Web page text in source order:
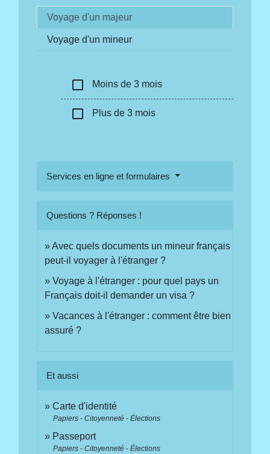
Voyage d'un majeur
Voyage d'un mineur
check_box_outline_blank Moins de 3 mois
check_box_outline_blank Plus de 3 mois
Services en ligne et formulaires
Questions ? Réponses !
Avec quels documents un mineur français
peut-il voyager à l'étranger ?
Voyage à l'étranger : pour quel pays un
Français doit-il demander un visa ?
Vacances à l'étranger : comment être bien
assuré ?
Et aussi
Carte d'identité
Papiers - Citoyenneté - Élections
Passeport
Papiers - Citoyenneté - Élections